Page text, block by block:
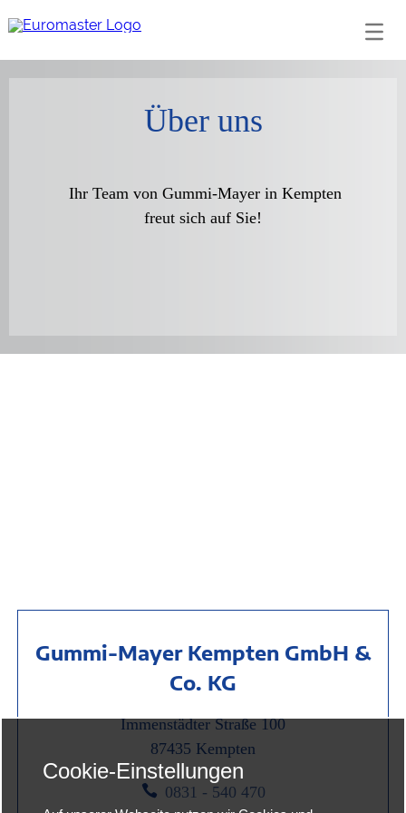
Über uns
Ihr Team von Gummi-Mayer in Kempten
freut sich auf Sie!
Gummi-Mayer Kempten GmbH &
Co. KG
Immenstädter Straße 100
87435 Kempten
 0831 - 540 470
Cookie-Einstellungen